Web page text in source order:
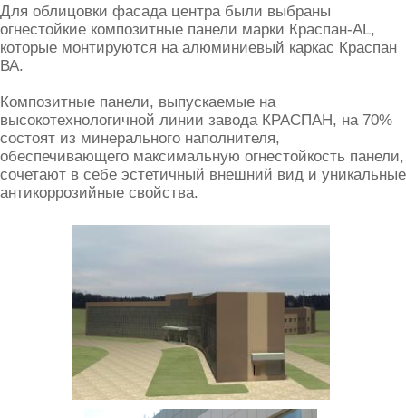
Для облицовки фасада центра были выбраны
огнестойкие композитные панели марки Краспан-AL,
которые монтируются на алюминиевый каркас Краспан
ВА.
Композитные панели, выпускаемые на
высокотехнологичной линии завода КРАСПАН, на 70%
состоят из минерального наполнителя,
обеспечивающего максимальную огнестойкость панели,
сочетают в себе эстетичный внешний вид и уникальные
антикоррозийные свойства.